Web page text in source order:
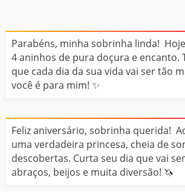
Parabéns, minha sobrinha linda!
4 aninhos de pura doçura e encanto.
que cada dia da sua vida vai ser tão
você é para mim! ✨
Feliz aniversário, sobrinha querida!
uma verdadeira princesa, cheia de
descobertas. Curta seu dia que vai
abraços, beijos e muita diversão! 🦄